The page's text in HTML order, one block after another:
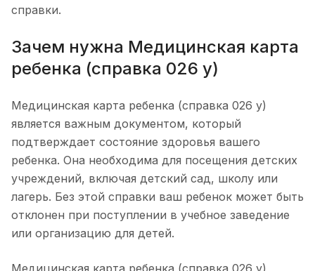
справки.
Зачем нужна Медицинская карта
ребенка (справка 026 у)
Медицинская карта ребенка (справка 026 у)
является важным документом, который
подтверждает состояние здоровья вашего
ребенка. Она необходима для посещения детских
учреждений, включая детский сад, школу или
лагерь. Без этой справки ваш ребенок может быть
отклонен при поступлении в учебное заведение
или организацию для детей.